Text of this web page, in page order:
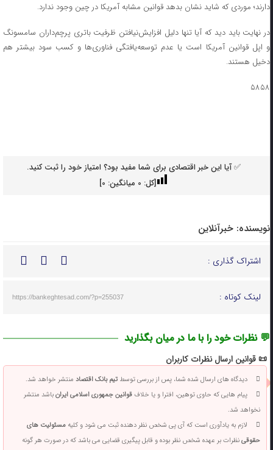
دارند؛ موردی که شاید نشان بدهد قوانین مشابه آمریکا در چین وجود ندارد.
در نهایت باید دید که آیا تنها دلیل افزایش‌نیافتن ظرفیت باتری پرچم‌داران سامسونگ
و اپل قوانین آمریکا است یا عدم توسعه‌یافتگی فناوری‌ها و کسب سود بیشتر هم
دخیل هستند.
۵۸۵۸
✅ آیا این خبر اقتصادی برای شما مفید بود؟ امتیاز خود را ثبت کنید.
[کل: 0میانگین: 0
]
نویسنده: خبرآنلاین
اشتراک گذاری :
لینک کوتاه : https://bankeghtesad.com/?p=255037
💬 نظرات خود را با ما در میان بگذارید
📜 قوانین ارسال نظرات کاربران
دیدگاه های ارسال شده شما، پس از بررسی توسطتیم بانک اقتصادمنتشر خواهد شد.
پیام هایی که حاوی توهین، افترا و یا خلافقوانین جمهوری اسلامی ایرانباشد منتشر
نخواهد شد.
لازم به یادآوری است که آی پی شخص نظر دهنده ثبت می شود و کلیهمسئولیت های
حقوقینظرات بر عهده شخص نظر بوده و قابل پیگیری قضایی می باشد که در صورت هر گونه